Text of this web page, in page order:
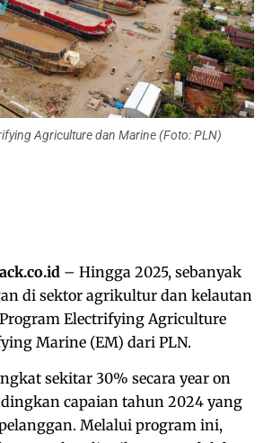
Agriculture dan Marine (Foto: PLN)
– Hingga 2025, sebanyak
di sektor agrikultur dan kelautan
Electrifying Agriculture
Marine (EM) dari PLN.
sekitar 30% secara year on
capaian tahun 2024 yang
Melalui program ini,